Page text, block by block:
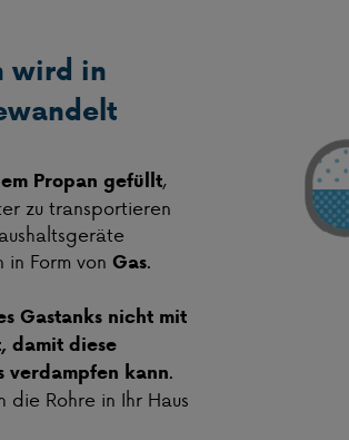
wird in
Propan gefüllt,
zu transportieren
Form von Gas.
Gastanks nicht mit
damit diese
verdampfen kann.
die Rohre in Ihr Haus